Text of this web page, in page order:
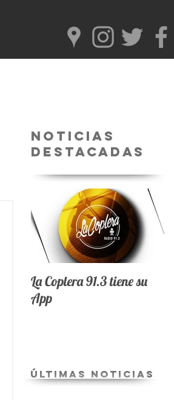
Noticias
Destacadas
La Coplera 91.3 tiene su
App
últimas Noticias